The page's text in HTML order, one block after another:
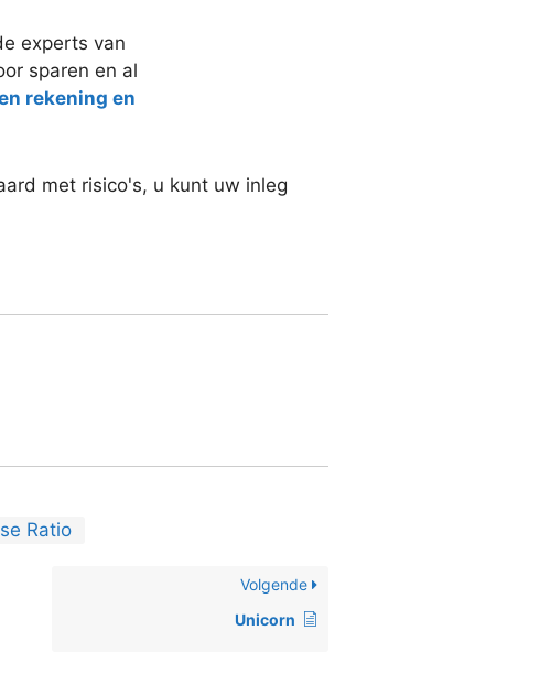
experts van
sparen en al
rekening en
met risico's, u kunt uw inleg
Ratio
Volgende
Unicorn